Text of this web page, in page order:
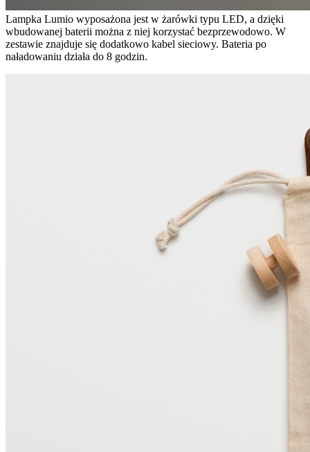
Lampka Lumio wyposażona jest w żarówki typu LED, a dzięki
wbudowanej baterii można z niej korzystać bezprzewodowo. W
zestawie znajduje się dodatkowo kabel sieciowy. Bateria po
naładowaniu działa do 8 godzin.